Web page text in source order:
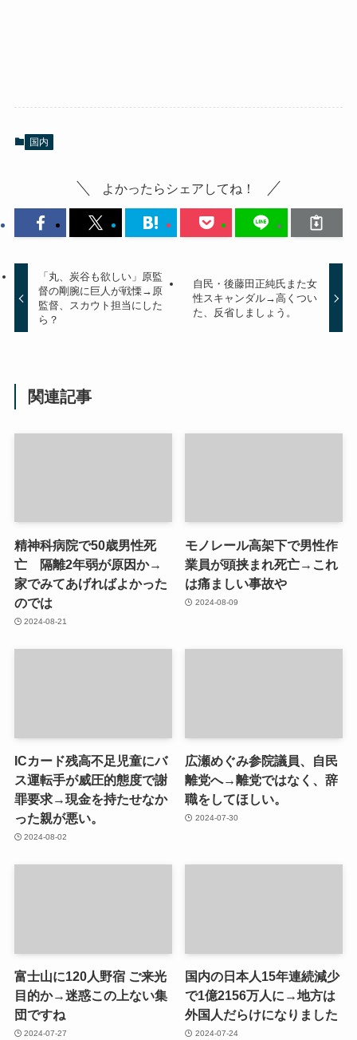
国内
よかったらシェアしてね！
「丸、炭谷も欲しい」原監
督の剛腕に巨人が戦慄→原
監督、スカウト担当にした
ら？
自民・後藤田正純氏また女
性スキャンダル→高くつい
た、反省しましょう。
関連記事
精神科病院で50歳男性死
亡 隔離2年弱が原因か→
家でみてあげればよかった
のでは
2024-08-21
モノレール高架下で男性作
業員が頭挟まれ死亡→これ
は痛ましい事故や
2024-08-09
ICカード残高不足児童にバ
ス運転手が威圧的態度で謝
罪要求→現金を持たせなか
った親が悪い。
2024-08-02
広瀬めぐみ参院議員、自民
離党へ→離党ではなく、辞
職をしてほしい。
2024-07-30
富士山に120人野宿 ご来光
目的か→迷惑この上ない集
団ですね
2024-07-27
国内の日本人15年連続減少
で1億2156万人に→地方は
外国人だらけになりました
2024-07-24